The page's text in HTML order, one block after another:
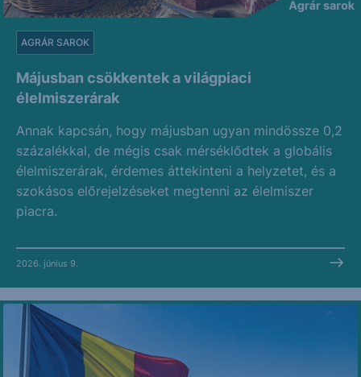
Májusban csökkentek a világpiaci
élelmiszerárak
AGRÁR SAROK
Annak kapcsán, hogy májusban ugyan mindössze 0,2
százalékkal, de mégis csak mérséklődtek a globális
élelmiszerárak, érdemes áttekinteni a helyzetet, és a
szokásos előrejelzéseket megtenni az élelmiszer
piacra.
2026. június 9.